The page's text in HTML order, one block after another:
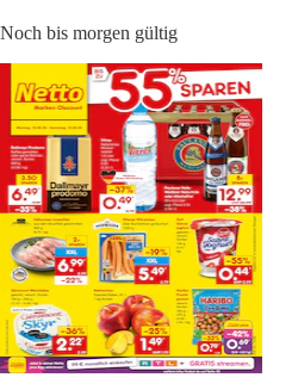
Noch bis morgen gültig